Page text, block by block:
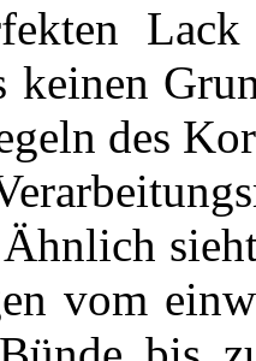
keinen
des
Ähnlich
vom